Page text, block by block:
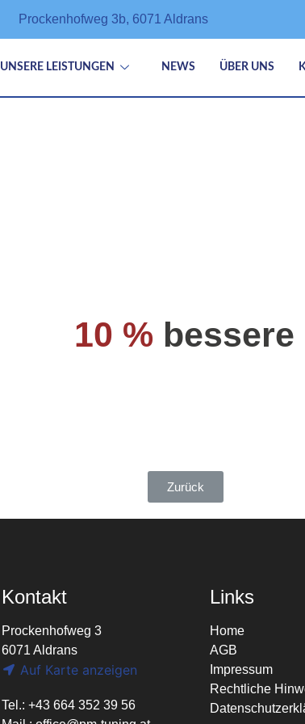
Prockenhofweg 3b, 6071 Aldrans
UNSERE LEISTUNGEN NEWS ÜBER UNS
10 %
Zurück
Kontakt
Prockenhofweg 3
6071 Aldrans
Auf Karte anzeigen
Tel.: +43 664 352 39 56
Links
Home
AGB
Impressum
Rechtliche